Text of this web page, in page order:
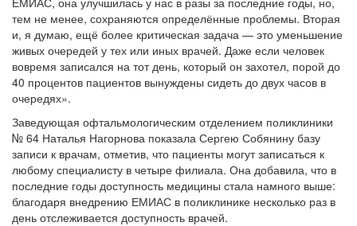
тем не менее, сохраняются определённые проблемы. Вторая
и, я думаю, ещё более критическая задача — это уменьшение
живых очередей у тех или иных врачей. Даже если человек
вовремя записался на тот день, который он захотел, порой до
40 процентов пациентов вынуждены сидеть до двух часов в
очередях».
Заведующая офтальмологическим отделением поликлиники
№ 64 Наталья Нагорнова показала Сергею Собянину базу
записи к врачам, отметив, что пациенты могут записаться к
любому специалисту в четыре филиала. Она добавила, что в
последние годы доступность медицины стала намного выше:
благодаря внедрению ЕМИАС в поликлинике несколько раз в
день отслеживается доступность врачей.